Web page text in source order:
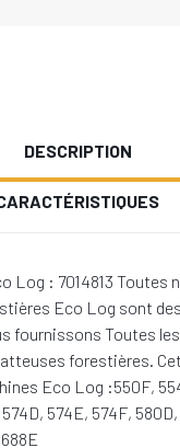
DESCRIPTION
Log : 7014813 Toutes
Eco Log sont
fournissons Toutes
forestières.
Eco Log :550F,
574E, 574F,